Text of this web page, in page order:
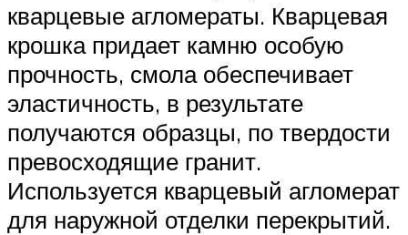
кварцевые агломераты. Кварцевая
крошка придает камню особую
прочность, смола обеспечивает
эластичность, в результате
получаются образцы, по твердости
превосходящие гранит.
Используется кварцевый агломерат
для наружной отделки перекрытий.